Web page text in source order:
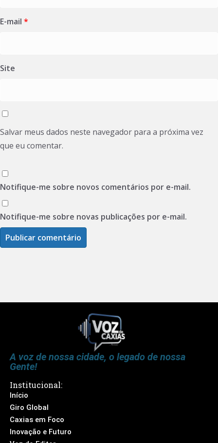
E-mail *
Site
Salvar meus dados neste navegador para a próxima vez
que eu comentar.
Notifique-me sobre novos comentários por e-mail.
Notifique-me sobre novas publicações por e-mail.
A voz de nossa cidade, o legado de nossa
Gente!
Institucional:
Início
Giro Global
Caxias em Foco
Inovação e Futuro